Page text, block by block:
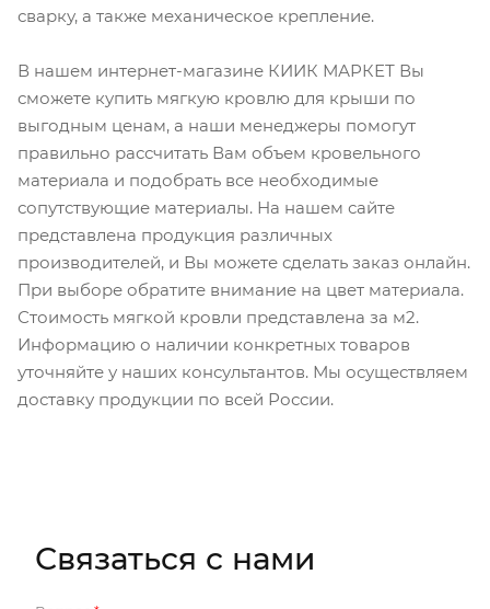
сварку, а также механическое крепление.
В нашем интернет-магазине КИИК МАРКЕТ Вы
сможете купить мягкую кровлю для крыши по
выгодным ценам, а наши менеджеры помогут
правильно рассчитать Вам объем кровельного
материала и подобрать все необходимые
сопутствующие материалы. На нашем сайте
представлена продукция различных
производителей, и Вы можете сделать заказ онлайн.
При выборе обратите внимание на цвет материала.
Стоимость мягкой кровли представлена за м2.
Информацию о наличии конкретных товаров
уточняйте у наших консультантов. Мы осуществляем
доставку продукции по всей России.
Связаться с нами